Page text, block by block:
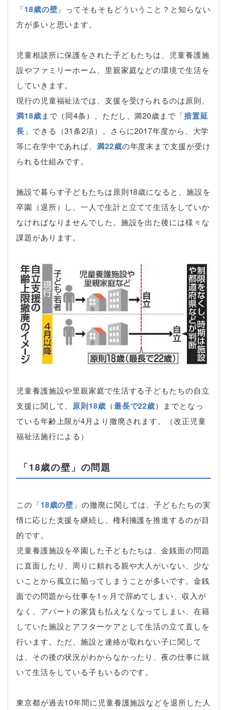
「18歳の壁 」ってそもそもどういうこと？と知らない
方が多いと思います。
児童相談所に保護をされた子どもたちは、児童養護施
設やファミリーホーム、里親家庭などの環境で生活を
していきます。
現行の児童福祉法では、支援を受けられるのは原則、
満18歳まで（同4条）。ただし、満20歳まで「措置延
長 」できる（31条2項）。さらに2017年度から、大学
等に在学中であれば、 満22歳の年度末まで支援が受け
られる仕組みです。
施設で暮らす子どもたちは原則18歳になると、施設を
卒園（退所）し、一人で生計と立てて生活をしていか
なければなりませんでした。施設を出た後には様々な
課題があります。
児童養護施設や里親家庭で生活する子どもたちの自立
支援に関して、 原則18歳 （最長で22歳）までとなっ
ている年齢上限が4月より撤廃されます。（改正児童
福祉法施行による）
「18歳の壁」の問題
この「18歳の壁 」の撤廃に関しては、子どもたちの実
情に応じた支援を継続し、権利擁護を推進するのが目
的です。
児童養護施設を卒園した子どもたちは、金銭面の問題
に直面したり、周りに頼れる親や大人がいない、少な
いことから孤立に陥ってしまうことが多いです。金銭
面での問題から仕事を1ヶ月で辞めてしまい、収入が
なく、アパートの家賃も払えなくなってしまい、在籍
していた施設とアフターケアとして生活の立て直しを
行います。ただ、施設と連絡が取れない子に関して
は、その後の状況がわからなかったり、夜の仕事に就
いて生活をしている子もいるのです。
東京都が過去10年間に児童養護施設などを退所した人